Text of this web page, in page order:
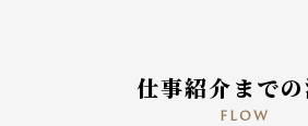
仕事紹介まで
FLOW